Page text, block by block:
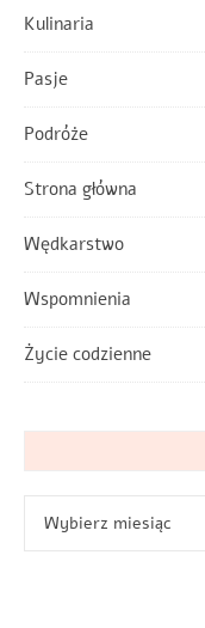
Kulinaria
Pasje
Podróże
Strona główna
Wędkarstwo
Wspomnienia
Życie codzienne